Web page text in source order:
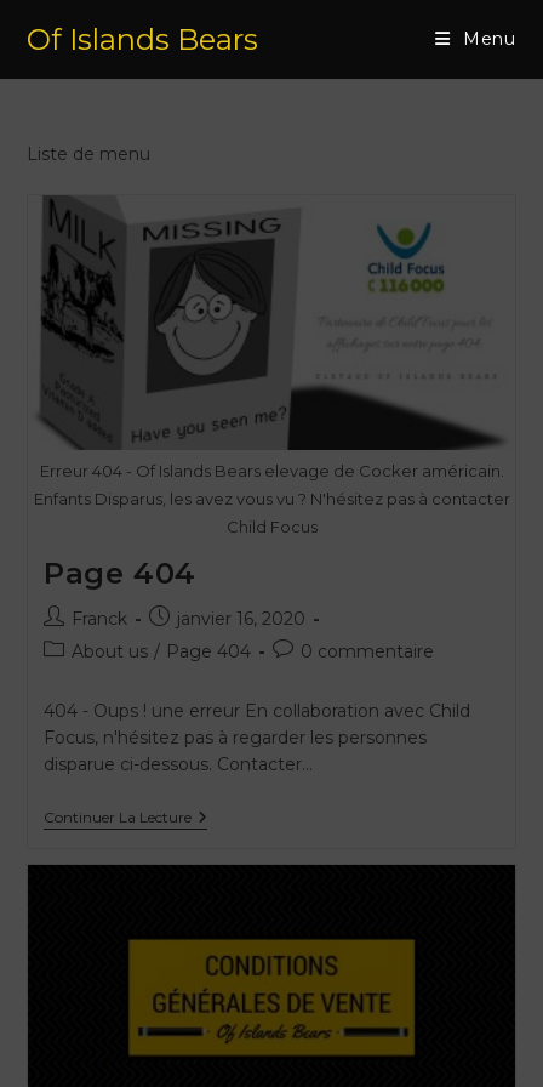
Of Islands Bears Menu
Liste de menu
Erreur 404 - Of Islands Bears elevage de Cocker américain.
Enfants Disparus, les avez vous vu ? N'hésitez pas à contacter
Child Focus
Page 404
Franck
janvier 16, 2020
About us / Page 404 0 commentaire
404 - Oups ! une erreur En collaboration avec Child
Focus, n'hésitez pas à regarder les personnes
disparue ci-dessous. Contacter…
Continuer La Lecture